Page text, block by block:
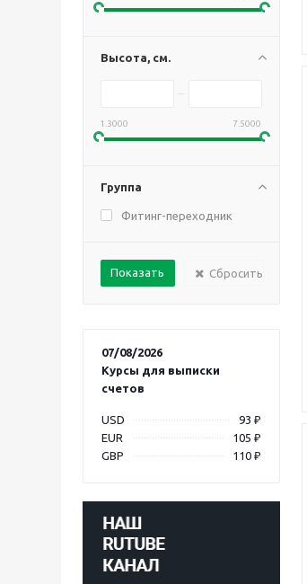
Высота, см.
1.3000 7.5000
Группа
Фитинг-переходник
Сбросить
07/08/2026
Курсы для выписки
счетов
USD
93 ₽
EUR
105 ₽
GBP
110 ₽